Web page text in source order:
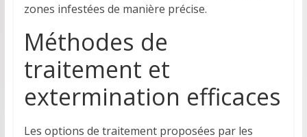
zones infestées de manière précise.
Méthodes de
traitement et
extermination efficaces
Les options de traitement proposées par les